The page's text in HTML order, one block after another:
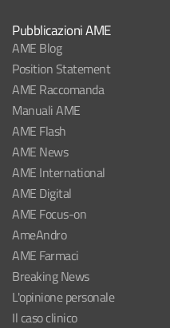
Pubblicazioni AME
AME Blog
Position Statement
AME Raccomanda
Manuali AME
AME Flash
AME News
AME International
AME Digital
AME Focus-on
AmeAndro
AME Farmaci
Breaking News
L'opinione personale
Il caso clinico